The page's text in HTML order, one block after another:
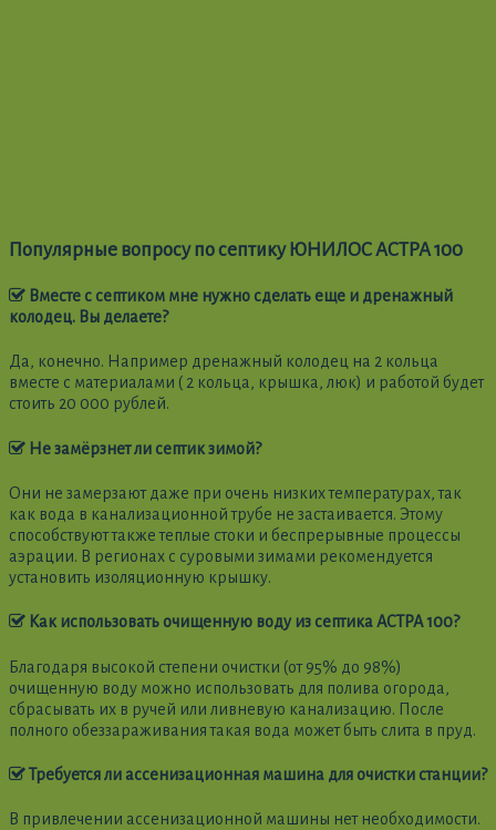
Популярные вопросу по септику ЮНИЛОС АСТРА 100
Вместе с септиком мне нужно сделать еще и дренажный
колодец. Вы делаете?
Да, конечно. Например дренажный колодец на 2 кольца
вместе с материалами ( 2 кольца, крышка, люк) и работой будет
стоить 20 000 рублей.
Не замёрзнет ли септик зимой?
Они не замерзают даже при очень низких температурах, так
как вода в канализационной трубе не застаивается. Этому
способствуют также теплые стоки и беспрерывные процессы
аэрации. В регионах с суровыми зимами рекомендуется
установить изоляционную крышку.
Как использовать очищенную воду из септика АСТРА 100?
Благодаря высокой степени очистки (от 95% до 98%)
очищенную воду можно использовать для полива огорода,
сбрасывать их в ручей или ливневую канализацию. После
полного обеззараживания такая вода может быть слита в пруд.
Требуется ли ассенизационная машина для очистки станции?
В привлечении ассенизационной машины нет необходимости.